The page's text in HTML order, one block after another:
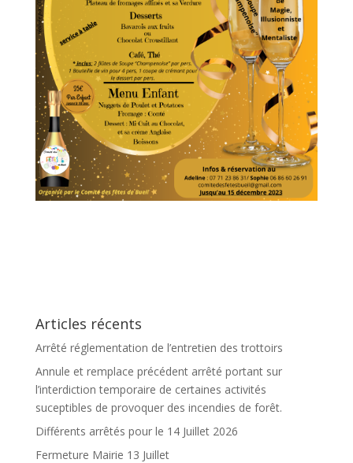
Articles récents
Arrêté réglementation de l’entretien des trottoirs
Annule et remplace précédent arrêté portant sur
l’interdiction temporaire de certaines activités
suceptibles de provoquer des incendies de forêt.
Différents arrêtés pour le 14 Juillet 2026
Fermeture Mairie 13 Juillet